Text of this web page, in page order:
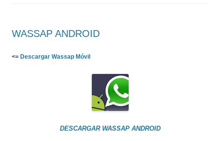
WASSAP ANDROID
<= Descargar Wassap Móvil
DESCARGAR WASSAP ANDROID